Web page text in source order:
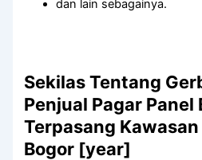
dan lain sebagainya.
Sekilas Tentang
Penjual Pagar Panel
Terpasang
Bogor [year]